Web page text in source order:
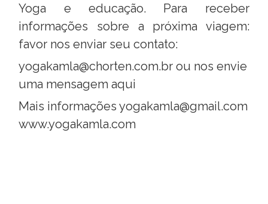
Yoga e educação. Para receber
informações sobre a próxima viagem:
favor nos enviar seu contato:
yogakamla@chorten.com.br ou nos envie
uma mensagem aqui
Mais informações yogakamla@gmail.com
www.yogakamla.com